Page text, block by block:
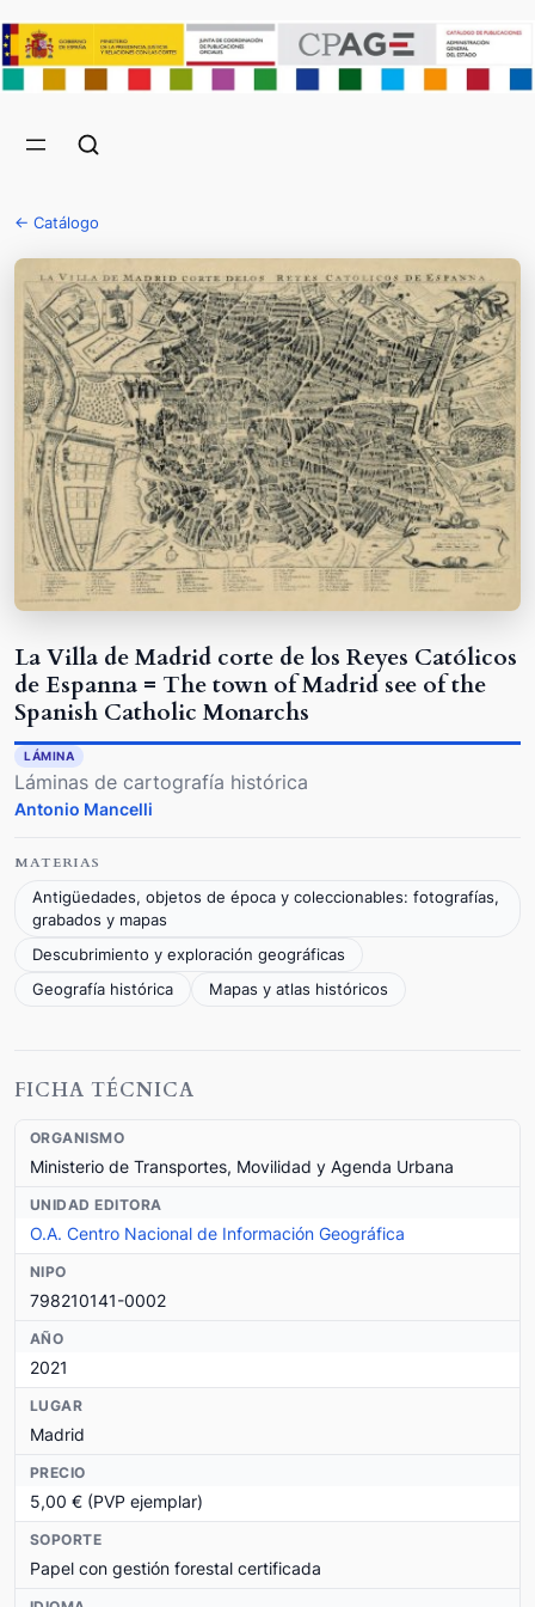
← Catálogo
La Villa de Madrid corte de los Reyes Católicos
de Espanna = The town of Madrid see of the
Spanish Catholic Monarchs
LÁMINA
Láminas de cartografía histórica
Antonio Mancelli
MATERIAS
Antigüedades, objetos de época y coleccionables: fotografías,
grabados y mapas
Descubrimiento y exploración geográficas
Geografía histórica
Mapas y atlas históricos
FICHA TÉCNICA
ORGANISMO
Ministerio de Transportes, Movilidad y Agenda Urbana
UNIDAD EDITORA
O.A. Centro Nacional de Información Geográfica
NIPO
798210141-0002
AÑO
2021
LUGAR
Madrid
PRECIO
5,00 € (PVP ejemplar)
SOPORTE
Papel con gestión forestal certificada